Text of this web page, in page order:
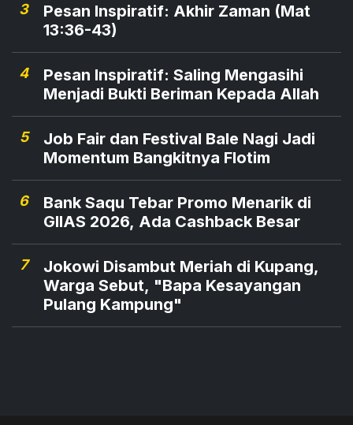
3
Pesan Inspiratif: Akhir Zaman (Mat
13:36-43)
4
Pesan Inspiratif: Saling Mengasihi
Menjadi Bukti Beriman Kepada Allah
5
Job Fair dan Festival Bale Nagi Jadi
Momentum Bangkitnya Flotim
6
Bank Saqu Tebar Promo Menarik di
GIIAS 2026, Ada Cashback Besar
7
Jokowi Disambut Meriah di Kupang,
Warga Sebut, "Bapa Kesayangan
Pulang Kampung"